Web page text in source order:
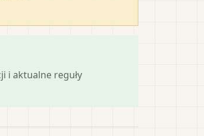
i aktualne reguły